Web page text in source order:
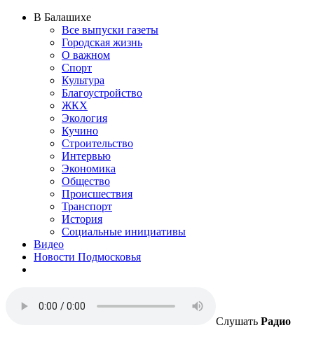
В Балашихе
Все выпуски газеты
Городская жизнь
О важном
Спорт
Культура
Благоустройство
ЖКХ
Экология
Кучино
Строительство
Интервью
Экономика
Общество
Происшествия
Транспорт
История
Социальные инициативы
Видео
Новости Подмосковья
Слушать Радио